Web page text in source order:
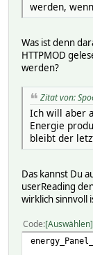
werden,
Was ist denn
HTTPMOD
werden?
Zitat von:
Ich will aber
Energie
bleibt der
Das kannst Du
userReading
wirklich sinnvoll
Code Auswählen